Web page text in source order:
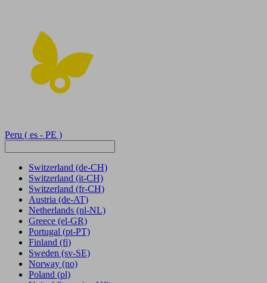
Peru ( es - PE )
Switzerland (de-CH)
Switzerland (it-CH)
Switzerland (fr-CH)
Austria (de-AT)
Netherlands (nl-NL)
Greece (el-GR)
Portugal (pt-PT)
Finland (fi)
Sweden (sv-SE)
Norway (no)
Poland (pl)